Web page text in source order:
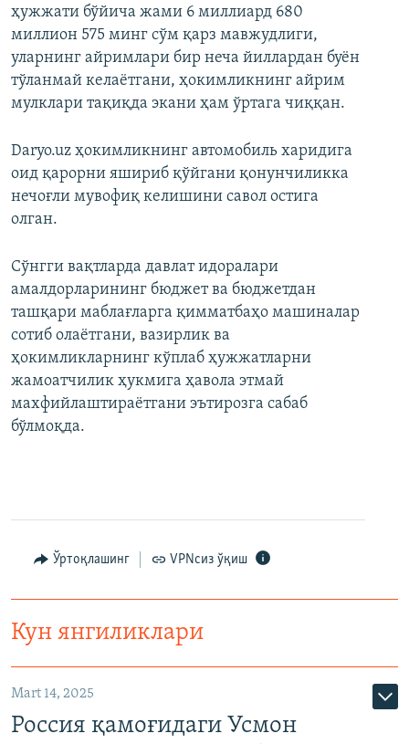
ҳужжати бўйича жами 6 миллиард 680
миллион 575 минг сўм қарз мавжудлиги,
уларнинг айримлари бир неча йиллардан буён
тўланмай келаётгани, ҳокимликнинг айрим
мулклари тақиқда экани ҳам ўртага чиққан.
Daryo.uz ҳокимликнинг автомобиль харидига
оид қарорни яшириб қўйгани қонунчиликка
нечоғли мувофиқ келишини савол остига
олган.
Сўнгги вақтларда давлат идоралари
амалдорларининг бюджет ва бюджетдан
ташқари маблағларга қимматбаҳо машиналар
сотиб олаётгани, вазирлик ва
ҳокимликларнинг кўплаб ҳужжатларни
жамоатчилик ҳукмига ҳавола этмай
махфийлаштираётгани эътирозга сабаб
бўлмоқда.
Ўртоқлашинг VPNсиз ўқиш
Кун янгиликлари
Mart 14, 2025
Россия қамоғидаги Усмон